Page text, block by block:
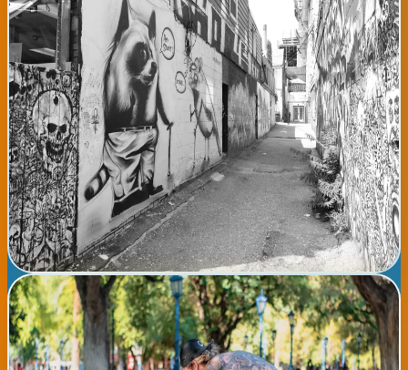
📍 Donostia El Ayuntamiento de Donostia organiza una feria
dedicada a artesanos, pequeños productores y emprendedores
de la ciudad y comarca. Se trata de un mercado dinámico donde
se exponen y venden productos tradicionales y contemporáneos:
textiles, cerámica, joyería, alimentos gourmet, libros, arte y
manualidades elaboradas localmente. El evento busca promover
la economía local y dar visibilidad a los pequeños negocios y
proyectos comunitarios. La feria se desarrollará en la Plaza de
Gipuzkoa con entrada libre y horario continuado. Habrá
demostraciones en vivo de oficios, degustaciones gratuitas y
actividades familiares. Acceso completamente libre. Se anima a
residentes y visitantes a descubrir el talento artesanal de
Donostia.
Ver detalles completos →
📅lunes, 10 de agosto de 2026
Bilbao Urban Sports Games - Competición de Deportes
Urbanos Gratuita